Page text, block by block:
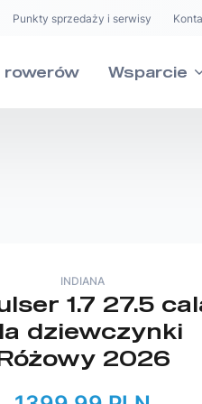
Punkty sprzedaży i serwisy
rowerów Wsparcie
dotyczące naszych
INDIANA
1.7 27.5
dziewczynki
2026